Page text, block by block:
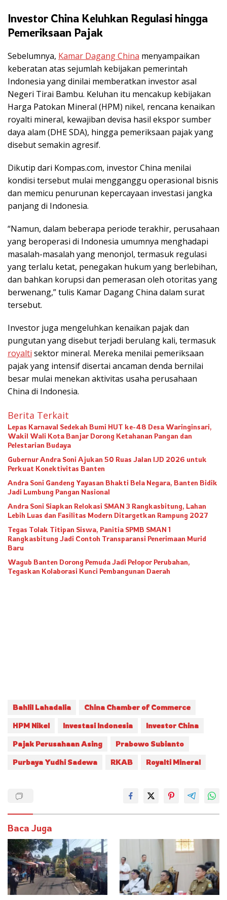
Investor China Keluhkan Regulasi hingga
Pemeriksaan Pajak
Sebelumnya, Kamar Dagang China menyampaikan
keberatan atas sejumlah kebijakan pemerintah
Indonesia yang dinilai memberatkan investor asal
Negeri Tirai Bambu. Keluhan itu mencakup kebijakan
Harga Patokan Mineral (HPM) nikel, rencana kenaikan
royalti mineral, kewajiban devisa hasil ekspor sumber
daya alam (DHE SDA), hingga pemeriksaan pajak yang
disebut semakin agresif.
Dikutip dari Kompas.com, investor China menilai
kondisi tersebut mulai mengganggu operasional bisnis
dan memicu penurunan kepercayaan investasi jangka
panjang di Indonesia.
“Namun, dalam beberapa periode terakhir, perusahaan
yang beroperasi di Indonesia umumnya menghadapi
masalah-masalah yang menonjol, termasuk regulasi
yang terlalu ketat, penegakan hukum yang berlebihan,
dan bahkan korupsi dan pemerasan oleh otoritas yang
berwenang,” tulis Kamar Dagang China dalam surat
tersebut.
Investor juga mengeluhkan kenaikan pajak dan
pungutan yang disebut terjadi berulang kali, termasuk
royalti sektor mineral. Mereka menilai pemeriksaan
pajak yang intensif disertai ancaman denda bernilai
besar mulai menekan aktivitas usaha perusahaan
China di Indonesia.
Berita Terkait
Lepas Karnaval Sedekah Bumi HUT ke-48 Desa Waringinsari,
Wakil Wali Kota Banjar Dorong Ketahanan Pangan dan
Pelestarian Budaya
Gubernur Andra Soni Ajukan 50 Ruas Jalan IJD 2026 untuk
Perkuat Konektivitas Banten
Andra Soni Gandeng Yayasan Bhakti Bela Negara, Banten Bidik
Jadi Lumbung Pangan Nasional
Andra Soni Siapkan Relokasi SMAN 3 Rangkasbitung, Lahan
Lebih Luas dan Fasilitas Modern Ditargetkan Rampung 2027
Tegas Tolak Titipan Siswa, Panitia SPMB SMAN 1
Rangkasbitung Jadi Contoh Transparansi Penerimaan Murid
Baru
Wagub Banten Dorong Pemuda Jadi Pelopor Perubahan,
Tegaskan Kolaborasi Kunci Pembangunan Daerah
Bahlil Lahadalia China Chamber of Commerce
HPM Nikel Investasi Indonesia Investor China
Pajak Perusahaan Asing Prabowo Subianto
Purbaya Yudhi Sadewa RKAB Royalti Mineral
Baca Juga